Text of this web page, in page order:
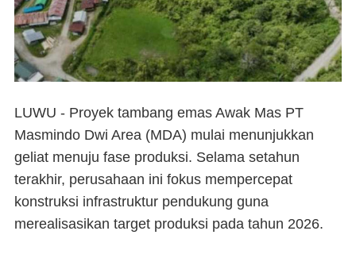
LUWU - Proyek tambang emas Awak Mas PT
Masmindo Dwi Area (MDA) mulai menunjukkan
geliat menuju fase produksi. Selama setahun
terakhir, perusahaan ini fokus mempercepat
konstruksi infrastruktur pendukung guna
merealisasikan target produksi pada tahun 2026.